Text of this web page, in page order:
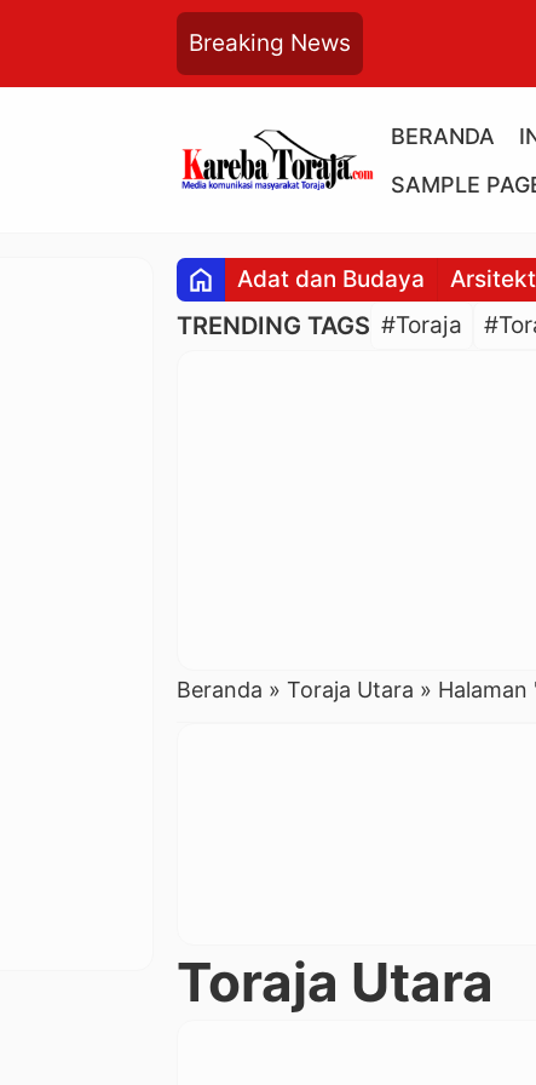
Breaking News
BERANDA
SAMPLE
home Adat dan Budaya
TRENDING TAGS #Toraja
Beranda » Toraja Utara » Halaman
Toraja Utara